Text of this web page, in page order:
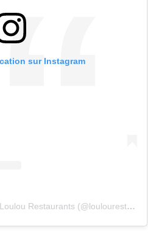
sur Instagram
Une publication partagée par Loulou Restaurants (@loulourestaurants)